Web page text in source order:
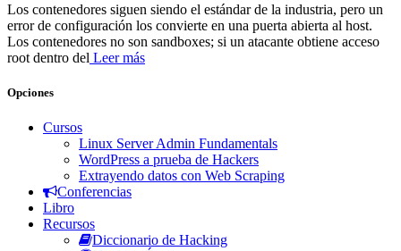
Los contenedores siguen siendo el estándar de la industria, pero un
error de configuración los convierte en una puerta abierta al host.
Los contenedores no son sandboxes; si un atacante obtiene acceso
root dentro del Leer más
Opciones
Cursos
Linux Server Admin Fundamentals
WordPress a prueba de Hackers
Extrayendo datos con Web Scraping
Conferencias
Libro
Recursos
Diccionario de Hacking